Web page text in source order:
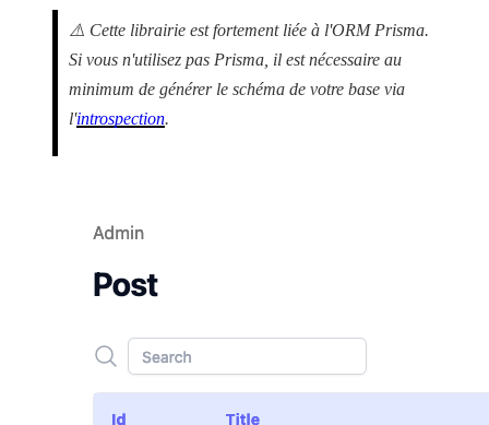
⚠️ Cette librairie est fortement liée à l'ORM Prisma.
Si vous n'utilisez pas Prisma, il est nécessaire au
minimum de générer le schéma de votre base via
l'introspection.